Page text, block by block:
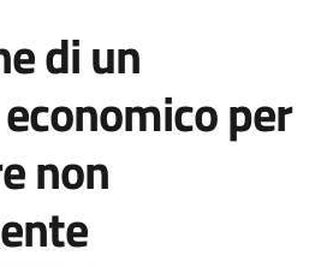
di un
per
non